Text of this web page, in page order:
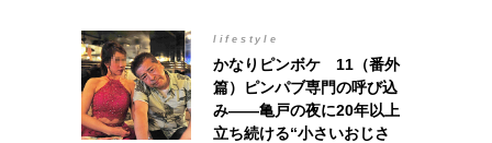
lifestyle
かなりピンボケ 11（番外
篇）ピンパブ専門の呼び込
み――亀戸の夜に20年以上
立ち続ける“小さいおじさ